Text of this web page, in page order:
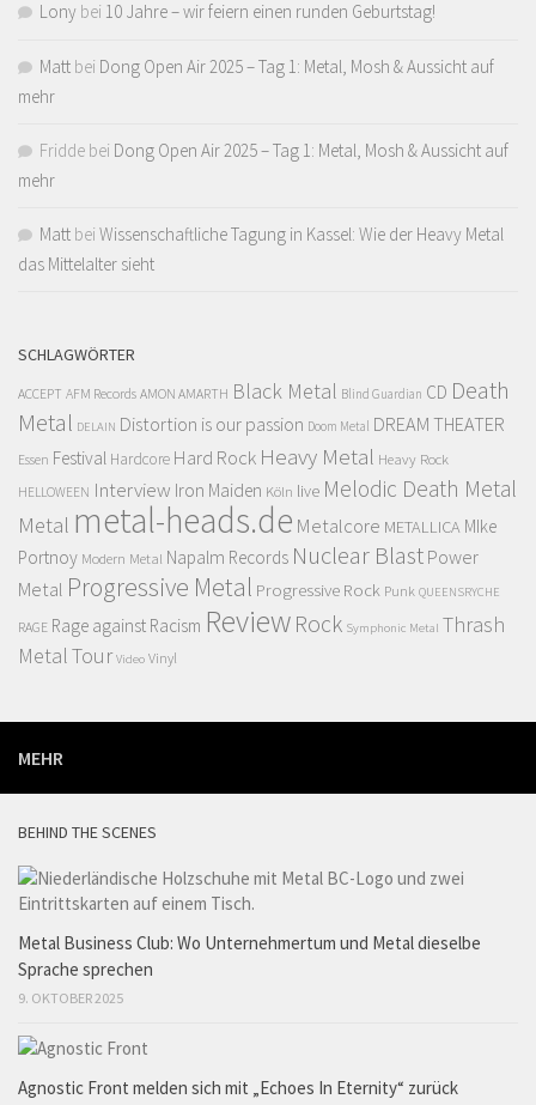
Lony bei 10 Jahre – wir feiern einen runden Geburtstag!
Matt bei Dong Open Air 2025 – Tag 1: Metal, Mosh & Aussicht auf
mehr
Fridde bei Dong Open Air 2025 – Tag 1: Metal, Mosh & Aussicht auf
mehr
Matt bei Wissenschaftliche Tagung in Kassel: Wie der Heavy Metal
das Mittelalter sieht
SCHLAGWÖRTER
ACCEPT AFM Records AMON AMARTH Black Metal Blind Guardian CD Death
Metal DELAIN Distortion is our passion Doom Metal DREAM THEATER
Essen Festival Hardcore Hard Rock Heavy Metal Heavy Rock
HELLOWEEN Interview Iron Maiden Köln live Melodic Death Metal
Metal metal-heads.de Metalcore METALLICA MIke
Portnoy Modern Metal Napalm Records Nuclear Blast Power
Metal Progressive Metal Progressive Rock Punk QUEENSRYCHE
RAGE Rage against Racism Review Rock Symphonic Metal Thrash
MetalTour Video Vinyl
MEHR
BEHIND THE SCENES
Metal Business Club: Wo Unternehmertum und Metal dieselbe
Sprache sprechen
9. OKTOBER 2025
Agnostic Front melden sich mit „Echoes In Eternity“ zurück